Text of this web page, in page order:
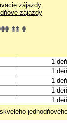
zájazdy
zájazdy
1 deň
1 deň
1 deň
1 deň
1 deň